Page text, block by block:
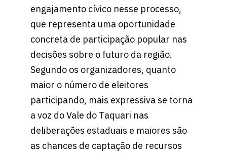
engajamento cívico nesse processo,
que representa uma oportunidade
concreta de participação popular nas
decisões sobre o futuro da região.
Segundo os organizadores, quanto
maior o número de eleitores
participando, mais expressiva se torna
a voz do Vale do Taquari nas
deliberações estaduais e maiores são
as chances de captação de recursos